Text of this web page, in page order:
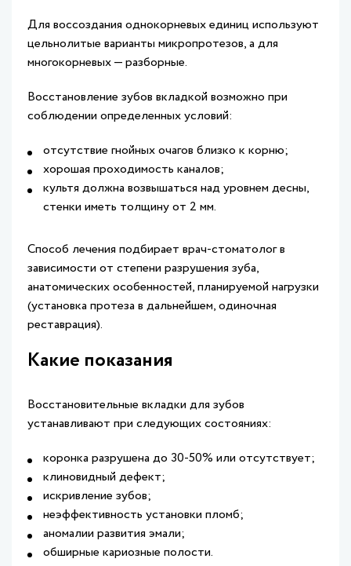
Для воссоздания однокорневых единиц используют
цельнолитые варианты микропротезов, а для
многокорневых — разборные.
Восстановление зубов вкладкой возможно при
соблюдении определенных условий:
отсутствие гнойных очагов близко к корню;
хорошая проходимость каналов;
культя должна возвышаться над уровнем десны,
стенки иметь толщину от 2 мм.
Способ лечения подбирает врач-стоматолог в
зависимости от степени разрушения зуба,
анатомических особенностей, планируемой нагрузки
(установка протеза в дальнейшем, одиночная
реставрация).
Какие показания
Восстановительные вкладки для зубов
устанавливают при следующих состояниях:
коронка разрушена до 30-50% или отсутствует;
клиновидный дефект;
искривление зубов;
неэффективность установки пломб;
аномалии развития эмали;
обширные кариозные полости.